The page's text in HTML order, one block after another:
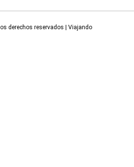
derechos reservados | Viajando